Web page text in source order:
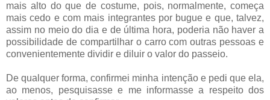
mais alto do que de costume, pois, normalmente, começa
mais cedo e com mais integrantes por bugue e que, talvez,
assim no meio do dia e de última hora, poderia não haver a
possibilidade de compartilhar o carro com outras pessoas e
convenientemente dividir e diluir o valor do passeio.
De qualquer forma, confirmei minha intenção e pedi que ela,
ao menos, pesquisasse e me informasse a respeito dos